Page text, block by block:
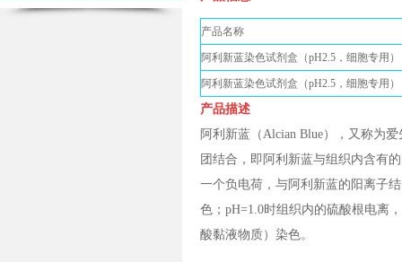
产品名称
阿利新蓝染色试剂盒（pH2.5，细胞专用）
阿利新蓝染色试剂盒（pH2.5，细胞专用）
产品描述
阿利新蓝（Alcian Blue），又称为
团结合，即阿利新蓝与组织内含有
一个负电荷，与阿利新蓝的阳离子
色；pH=1.0时组织内的硫酸根电离
酸黏液物质）染色。